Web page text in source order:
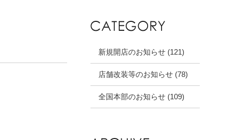
新規開店のお知らせ (121)
店舗改装等のお知らせ (78)
全国本部のお知らせ (109)